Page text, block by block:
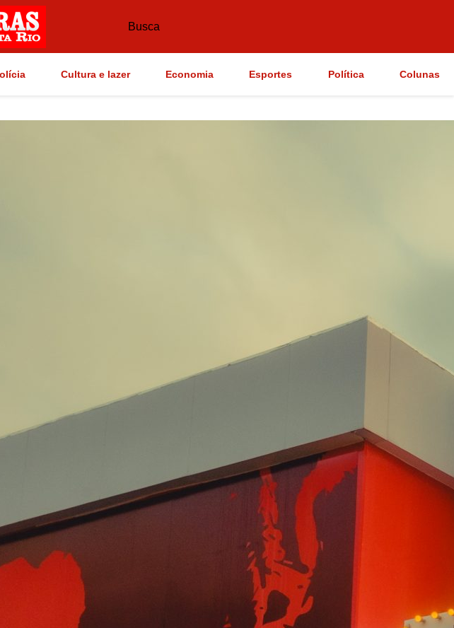
Busca
Cultura e lazer Economia Esportes Política Colunas